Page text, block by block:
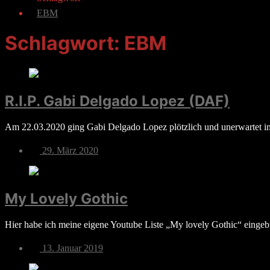
EBM
Schlagwort: EBM
R.I.P. Gabi Delgado Lopez (DAF)
Am 22.03.2020 ging Gabi Delgado Lopez plötzlich und unerwartet
Veröffentlichungsdatum
29. März 2020
My Lovely Gothic
Hier habe ich meine eigene Youtube Liste „My lovely Gothic“
Veröffentlichungsdatum
13. Januar 2019